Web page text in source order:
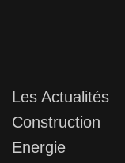
Les Actualités
Construction
Energie